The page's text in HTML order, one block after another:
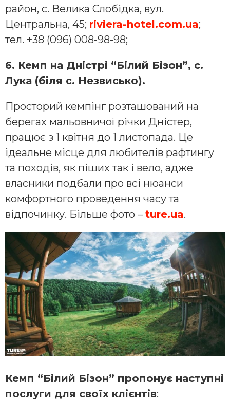
район, с. Велика Слобідка, вул.
Центральна, 45; riviera-hotel.com.ua;
тел. +38 (096) 008-98-98;
6. Кемп на Дністрі “Білий Бізон”, с.
Лука (біля с. Незвисько).
Просторий кемпінг розташований на
берегах мальовничої річки Дністер,
працює з 1 квітня до 1 листопада. Це
ідеальне місце для любителів рафтингу
та походів, як піших так і вело, адже
власники подбали про всі нюанси
комфортного проведення часу та
відпочинку. Більше фото – ture.ua.
Кемп “Білий Бізон” пропонує наступні
послуги для своїх клієнтів: